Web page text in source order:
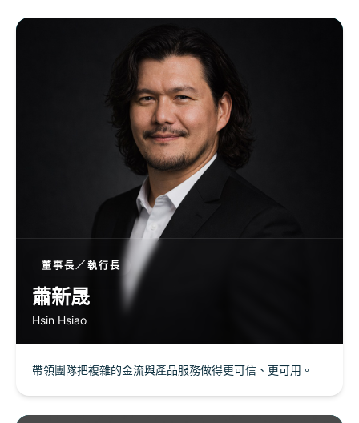
董事長／執行長
蕭新晟
Hsin Hsiao
帶領團隊把複雜的金流與產品服務做得更可信、更可用。